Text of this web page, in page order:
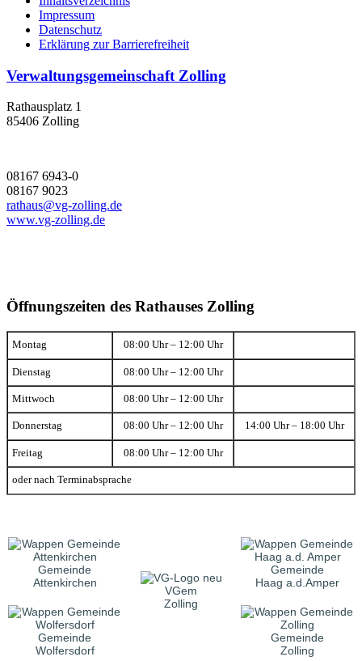
Impressum
Datenschutz
Erklärung zur Barrierefreiheit
Verwaltungsgemeinschaft Zolling
Rathausplatz 1
85406 Zolling
08167 6943-0
08167 9023
rathaus@vg-zolling.de
www.vg-zolling.de
Öffnungszeiten des Rathauses Zolling
Montag 08:00 Uhr – 12:00 Uhr
Dienstag 08:00 Uhr – 12:00 Uhr
Mittwoch 08:00 Uhr – 12:00 Uhr
Donnerstag 08:00 Uhr – 12:00 Uhr 14:00 Uhr – 18:00 Uhr
Freitag 08:00 Uhr – 12:00 Uhr
oder nach Terminabsprache
Gemeinde
Attenkirchen
VGem
Zolling
Gemeinde
Haag a.d.Amper
Gemeinde
Wolfersdorf
Gemeinde
Zolling